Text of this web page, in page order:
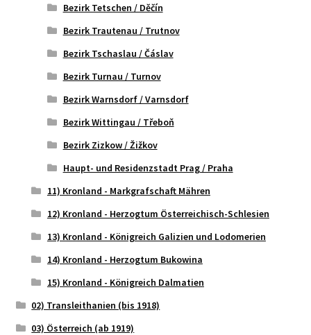
Bezirk Tetschen / Děčín
Bezirk Trautenau / Trutnov
Bezirk Tschaslau / Čáslav
Bezirk Turnau / Turnov
Bezirk Warnsdorf / Varnsdorf
Bezirk Wittingau / Třeboň
Bezirk Zizkow / Žižkov
Haupt- und Residenzstadt Prag / Praha
11) Kronland - Markgrafschaft Mähren
12) Kronland - Herzogtum Österreichisch-Schlesien
13) Kronland - Königreich Galizien und Lodomerien
14) Kronland - Herzogtum Bukowina
15) Kronland - Königreich Dalmatien
02) Transleithanien (bis 1918)
03) Österreich (ab 1919)